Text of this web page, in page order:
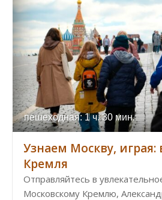
пешеходная: 1 ч. 30 мин.
Узнаем Москву, играя:
Кремля
Отправляйтесь в
Московскому Кремлю,